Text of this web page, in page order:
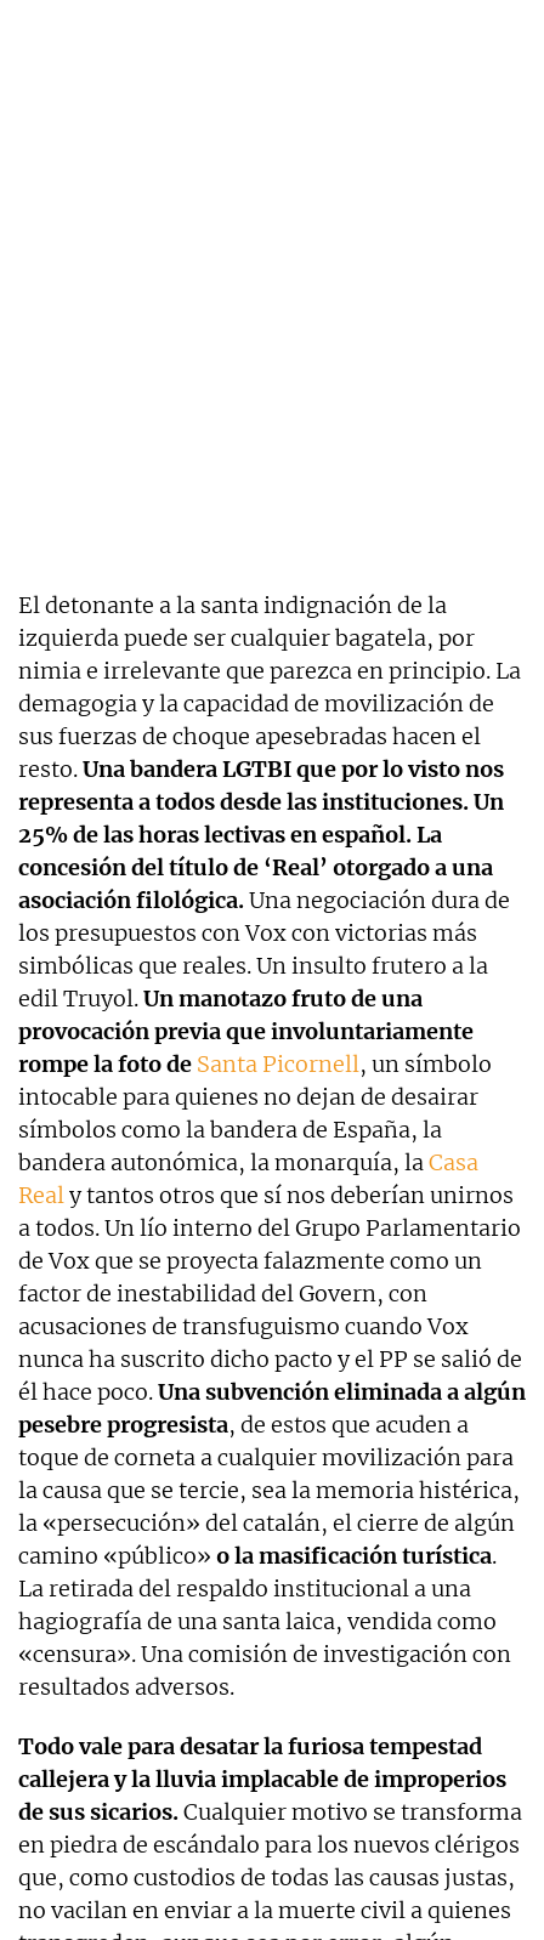
El detonante a la santa indignación de la
izquierda puede ser cualquier bagatela, por
nimia e irrelevante que parezca en principio. La
demagogia y la capacidad de movilización de
sus fuerzas de choque apesebradas hacen el
resto.Una bandera LGTBI que por lo visto nos
representa a todos desde las instituciones. Un
25% de las horas lectivas en español. La
concesión del título de ‘Real’ otorgado a una
asociación filológica.Una negociación dura de
los presupuestos con Vox con victorias más
simbólicas que reales. Un insulto frutero a la
edil Truyol.Un manotazo fruto de una
provocación previa que involuntariamente
rompe la foto de Santa Picornell, un símbolo
intocable para quienes no dejan de desairar
símbolos como la bandera de España, la
bandera autonómica, la monarquía, laCasa
Realy tantos otros que sí nos deberían unirnos
a todos. Un lío interno del Grupo Parlamentario
de Vox que se proyecta falazmente como un
factor de inestabilidad del Govern, con
acusaciones de transfuguismo cuando Vox
nunca ha suscrito dicho pacto y el PP se salió de
él hace poco.Una subvención eliminada a algún
pesebre progresista, de estos que acuden a
toque de corneta a cualquier movilización para
la causa que se tercie, sea la memoria histérica,
la «persecución» del catalán, el cierre de algún
camino «público» o la masificación turística.
La retirada del respaldo institucional a una
hagiografía de una santa laica, vendida como
«censura». Una comisión de investigación con
resultados adversos.
Todo vale para desatar la furiosa tempestad
callejera y la lluvia implacable de improperios
de sus sicarios.Cualquier motivo se transforma
en piedra de escándalo para los nuevos clérigos
que, como custodios de todas las causas justas,
no vacilan en enviar a la muerte civil a quienes